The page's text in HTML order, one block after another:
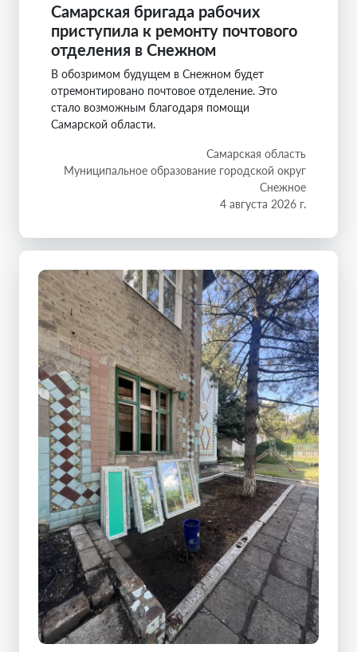
Самарская бригада рабочих
приступила к ремонту почтового
отделения в Снежном
В обозримом будущем в Снежном будет
отремонтировано почтовое отделение. Это
стало возможным благодаря помощи
Самарской области.
Самарская область
Муниципальное образование городской округ
Снежное
4 августа 2026 г.